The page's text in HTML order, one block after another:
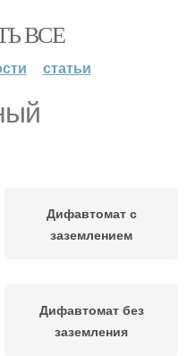
ВСЕ
статьи
Дифавтомат с
заземлением
Дифавтомат без
заземления